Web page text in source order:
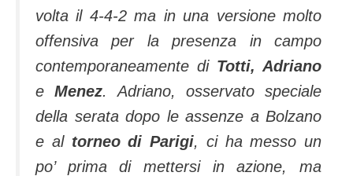
volta il 4-4-2 ma in una versione molto
offensiva per la presenza in campo
contemporaneamente di Totti, Adriano
e Menez.Adriano, osservato speciale
della serata dopo le assenze a Bolzano
e al torneo di Parigi, ci ha messo un
po’ prima di mettersi in azione, ma